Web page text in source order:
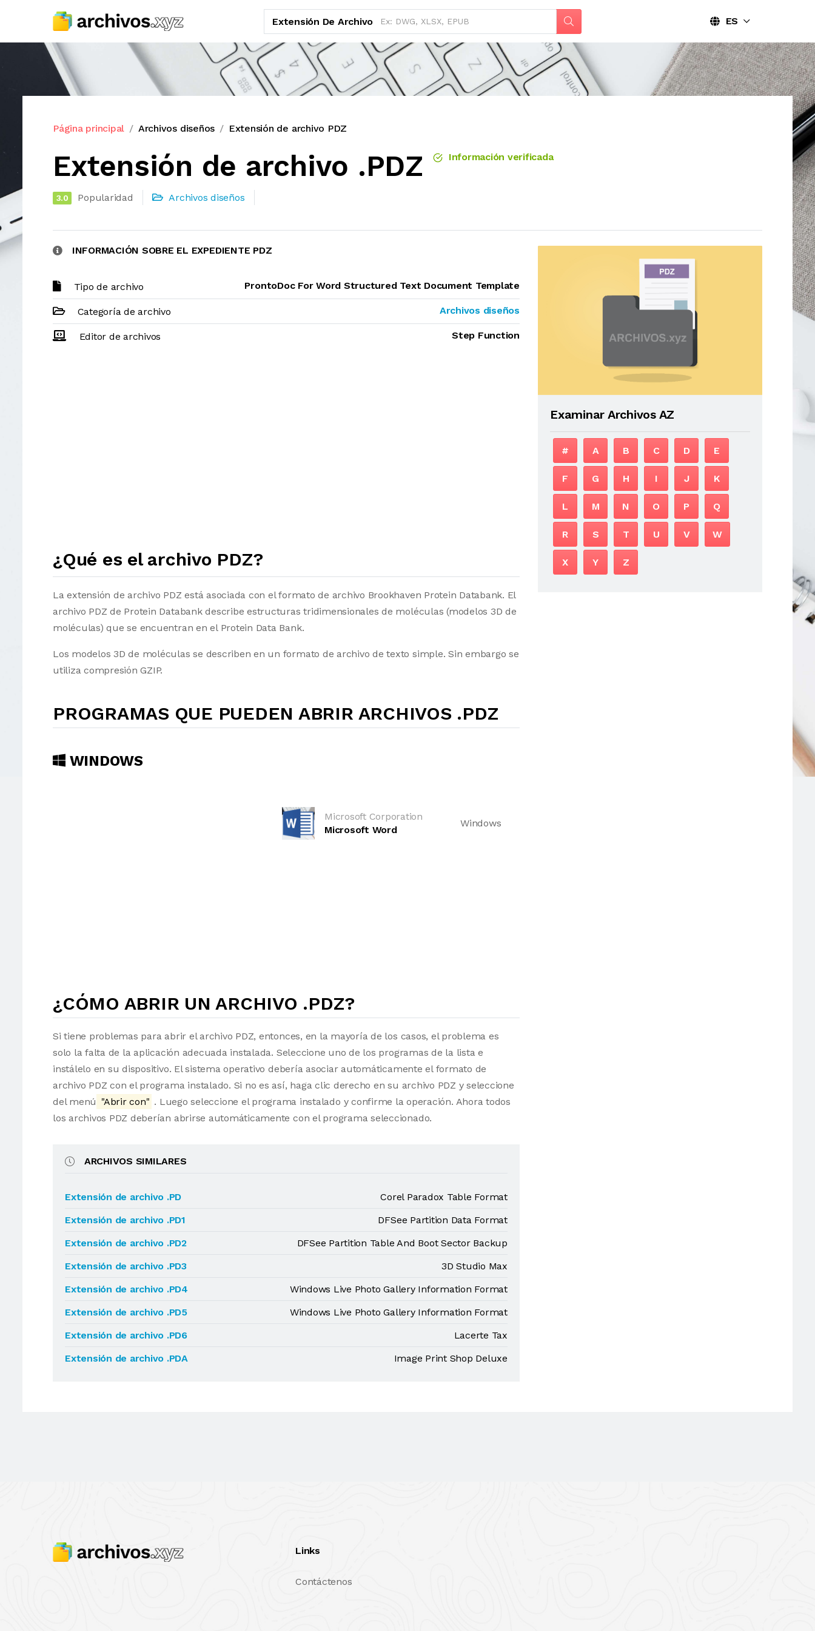
Extensión De Archivo ES
Página principal Archivos diseños Extensión de archivo PDZ
Extensión de archivo .PDZ Información verificada
3.0 Popularidad Archivos diseños
INFORMACIÓN SOBRE EL EXPEDIENTE PDZ
Tipo de archivo ProntoDoc For Word Structured Text Document Template
Categoría de archivo Archivos diseños
Editor de archivos Step Function
¿Qué es el archivo PDZ?
La extensión de archivo PDZ está asociada con el formato de archivo Brookhaven Protein Databank. El
archivo PDZ de Protein Databank describe estructuras tridimensionales de moléculas (modelos 3D de
moléculas) que se encuentran en el Protein Data Bank.
Los modelos 3D de moléculas se describen en un formato de archivo de texto simple. Sin embargo se
utiliza compresión GZIP.
PROGRAMAS QUE PUEDEN ABRIR ARCHIVOS .PDZ
WINDOWS
Microsoft Corporation
Microsoft Word
Windows
¿CÓMO ABRIR UN ARCHIVO .PDZ?
Si tiene problemas para abrir el archivo PDZ, entonces, en la mayoría de los casos, el problema es
solo la falta de la aplicación adecuada instalada. Seleccione uno de los programas de la lista e
instálelo en su dispositivo. El sistema operativo debería asociar automáticamente el formato de
archivo PDZ con el programa instalado. Si no es así, haga clic derecho en su archivo PDZ y seleccione
del menú "Abrir con" . Luego seleccione el programa instalado y confirme la operación. Ahora todos
los archivos PDZ deberían abrirse automáticamente con el programa seleccionado.
ARCHIVOS SIMILARES
Extensión de archivo .PD
Corel Paradox Table Format
Extensión de archivo .PD1
DFSee Partition Data Format
Extensión de archivo .PD2
DFSee Partition Table And Boot Sector Backup
Extensión de archivo .PD3
3D Studio Max
Extensión de archivo .PD4
Windows Live Photo Gallery Information Format
Extensión de archivo .PD5
Windows Live Photo Gallery Information Format
Extensión de archivo .PD6
Lacerte Tax
Extensión de archivo .PDA
Image Print Shop Deluxe
Examinar Archivos AZ
# A B C D E
F G H I J K
L M N O P Q
R S T U V W
X Y Z
Links
Contáctenos